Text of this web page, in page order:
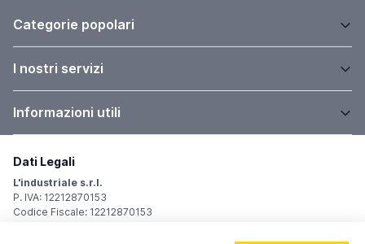
Categorie popolari
I nostri servizi
Informazioni utili
Dati Legali
L'industriale s.r.l.
P. IVA: 12212870153
Codice Fiscale: 12212870153